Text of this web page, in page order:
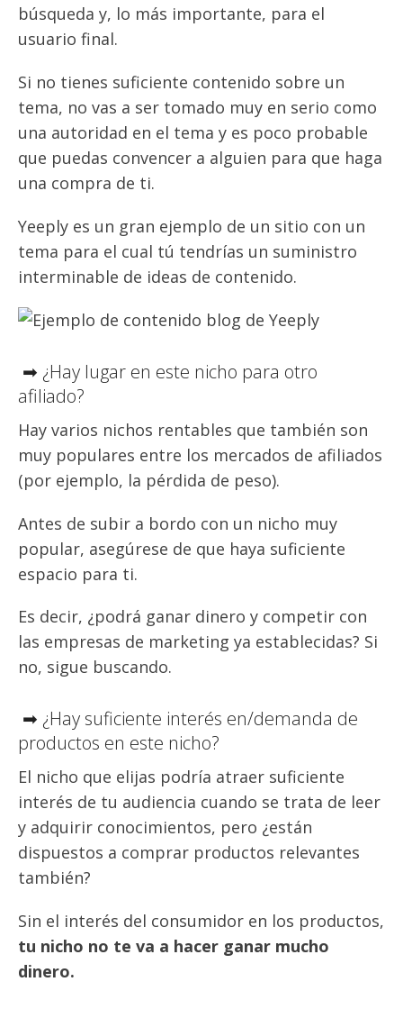
búsqueda y, lo más importante, para el
usuario final.
Si no tienes suficiente contenido sobre un
tema, no vas a ser tomado muy en serio como
una autoridad en el tema y es poco probable
que puedas convencer a alguien para que haga
una compra de ti.
Yeeply es un gran ejemplo de un sitio con un
tema para el cual tú tendrías un suministro
interminable de ideas de contenido.
➡ ¿Hay lugar en este nicho para otro
afiliado?
Hay varios nichos rentables que también son
muy populares entre los mercados de afiliados
(por ejemplo, la pérdida de peso).
Antes de subir a bordo con un nicho muy
popular, asegúrese de que haya suficiente
espacio para ti.
Es decir, ¿podrá ganar dinero y competir con
las empresas de marketing ya establecidas? Si
no, sigue buscando.
➡ ¿Hay suficiente interés en/demanda de
productos en este nicho?
El nicho que elijas podría atraer suficiente
interés de tu audiencia cuando se trata de leer
y adquirir conocimientos, pero ¿están
dispuestos a comprar productos relevantes
también?
Sin el interés del consumidor en los productos,
tu nicho no te va a hacer ganar mucho
dinero.